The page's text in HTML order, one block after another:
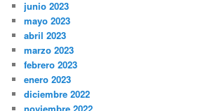
junio 2023
mayo 2023
abril 2023
marzo 2023
febrero 2023
enero 2023
diciembre 2022